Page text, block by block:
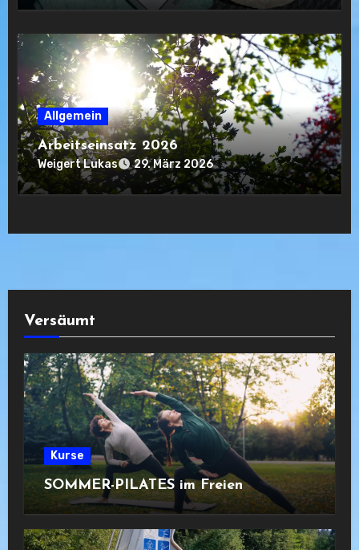
Allgemein
Arbeitseinsatz 2026
Weigert Lukas 29. März 2026
Versäumt
Kurse
SOMMER-PILATES im Freien